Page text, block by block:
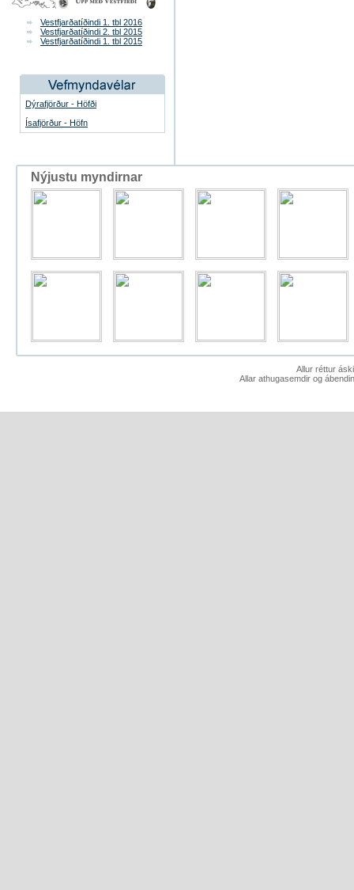
Vestfjarðatíðindi 1. tbl 2016
Vestfjarðatíðindi 2. tbl 2015
Vestfjarðatíðindi 1. tbl 2015
Dýrafjörður - Höfði
Ísafjörður - Höfn
Nýjustu myndirnar
Allur réttur
Allar athugasemdir og